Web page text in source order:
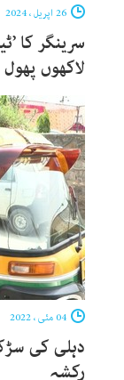
سرینگر کا
لاکھوں
دہلی کی
رکشہ